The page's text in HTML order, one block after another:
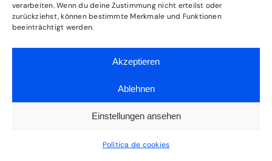
verarbeiten. Wenn du deine Zustimmung nicht erteilst oder
zurückziehst, können bestimmte Merkmale und Funktionen
beeinträchtigt werden.
Akzeptieren
Ablehnen
Einstellungen ansehen
Política de cookies
Contacto
Horario de apertura